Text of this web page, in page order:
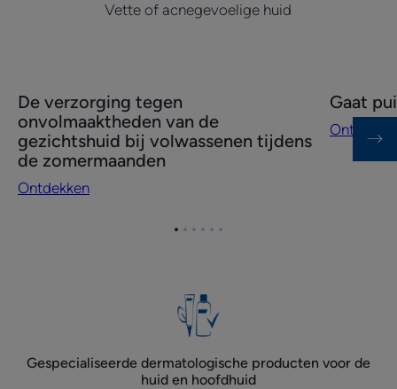
Vette of acnegevoelige huid
De
verzorging
tegen
van
zomermaanden
De verzorging tegen
onvolmaaktheden van de
gezichtshuid bij volwassenen tijdens
de zomermaanden
Ontdekken
Gaat
puistjes
Gaat
GaGaGaGa
GaGa
Gespecialiseerde dermatologische producten voor de
huid en hoofdhuid